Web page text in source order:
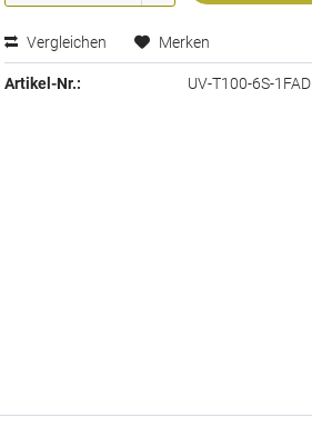
Vergleichen Merken
Artikel-Nr.: UV-T100-6S-1FAD